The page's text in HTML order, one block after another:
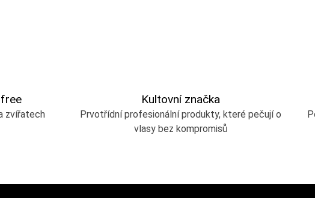
zvířatech
Kultovní značka
Prvotřídní profesionální produkty, které pečují o
vlasy bez kompromisů